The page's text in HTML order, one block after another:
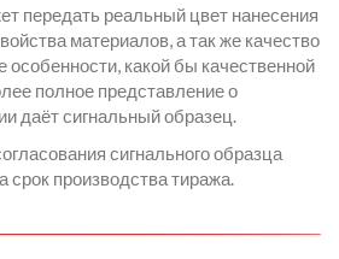
передать реальный цвет нанесения
материалов, а так же качество
особенности, какой бы качественной
полное представление о
даёт сигнальный образец.
сигнального образца
срок производства тиража.